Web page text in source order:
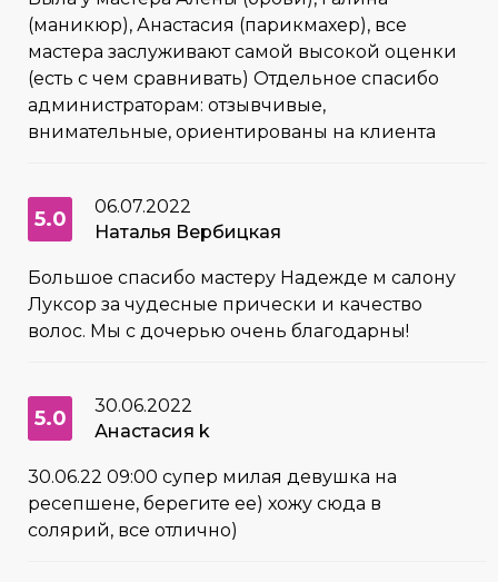
(маникюр), Анастасия (парикмахер), все
мастера заслуживают самой высокой оценки
(есть с чем сравнивать) Отдельное спасибо
администраторам: отзывчивые,
внимательные, ориентированы на клиента
5.0
06.07.2022
Наталья Вербицкая
Большое спасибо мастеру Надежде м салону
Луксор за чудесные прически и качество
волос. Мы с дочерью очень благодарны!
5.0
30.06.2022
Анастасия k
30.06.22 09:00 супер милая девушка на
ресепшене, берегите ее) хожу сюда в
солярий, все отлично)